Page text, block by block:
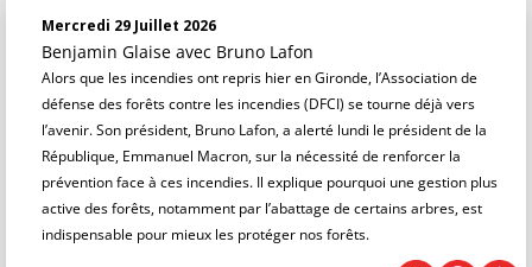
Mercredi 29 Juillet 2026
Benjamin Glaise avec Bruno Lafon
Alors que les incendies ont repris hier en Gironde, l’Association de
défense des forêts contre les incendies (DFCI) se tourne déjà vers
l’avenir. Son président, Bruno Lafon, a alerté lundi le président de la
République, Emmanuel Macron, sur la nécessité de renforcer la
prévention face à ces incendies. Il explique pourquoi une gestion plus
active des forêts, notamment par l’abattage de certains arbres, est
indispensable pour mieux les protéger nos forêts.